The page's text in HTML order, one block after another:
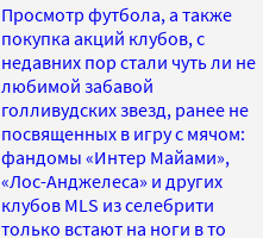
Просмотр футбола, а также
покупка акций клубов, с
недавних пор стали чуть ли не
любимой забавой
голливудских звезд, ранее не
посвященных в игру с мячом:
фандомы «Интер Майами»,
«Лос-Анджелеса» и других
клубов MLS из селебрити
только встают на ноги в то